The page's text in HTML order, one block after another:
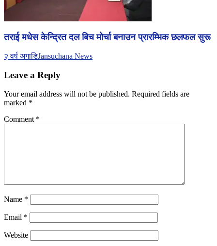
तराई मधेस केन्द्रित दल बिच मोर्चा बनाउन प्रारम्भिक छलफल सुरू
२ वर्ष अगाडिJansuchana News
Leave a Reply
Your email address will not be published. Required fields are
marked *
Comment *
Name *
Email *
Website